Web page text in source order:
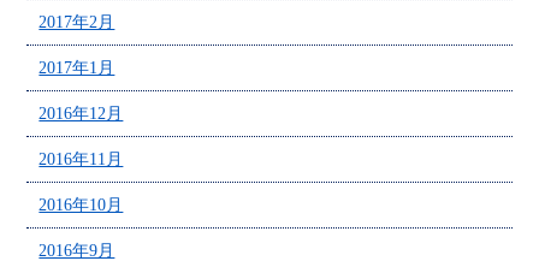
2017年2月
2017年1月
2016年12月
2016年11月
2016年10月
2016年9月